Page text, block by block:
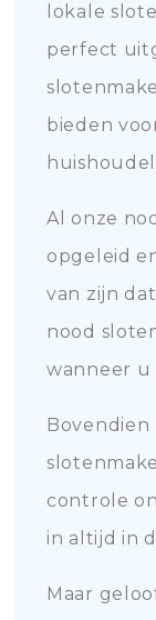
lokale
perfect
bieden
Al onze
opgeleid
van zijn
nood
wanneer u
controle
in altijd in
Maar